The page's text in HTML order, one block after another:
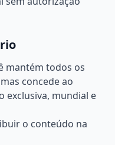
mantém todos os
concede ao
exclusiva, mundial e
o conteúdo na